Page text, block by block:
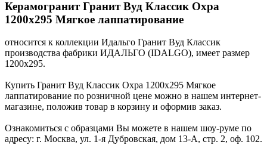
Керамогранит Гранит Вуд Классик Охра
1200x295 Мягкое лаппатирование
относится к коллекции Идальго Гранит Вуд Классик
производства фабрики ИДАЛЬГО (IDALGO), имеет размер
1200x295.
Купить Гранит Вуд Классик Охра 1200x295 Мягкое
лаппатирование по розничной цене можно в нашем интернет-
магазине, положив товар в корзину и оформив заказ.
Ознакомиться с образцами Вы можете в нашем шоу-руме по
адресу: г. Москва, ул. 1-я Дубровская, дом 13-А, стр. 2, оф. 102.